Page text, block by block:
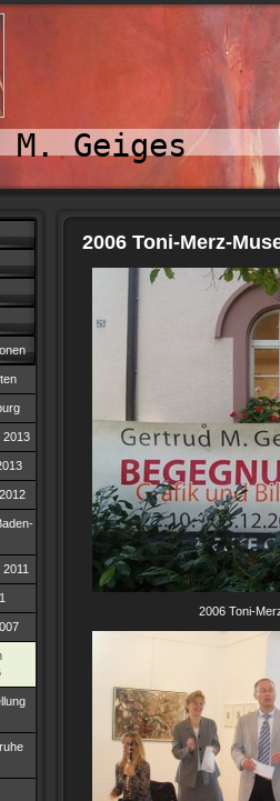
Geiges
2013
2006 Toni-Merz-
2006 Toni-